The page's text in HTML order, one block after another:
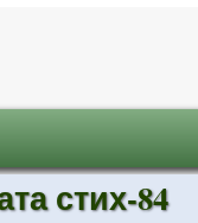
стих-84